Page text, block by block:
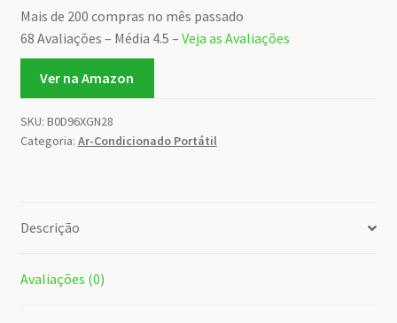
Mais de 200 compras no mês passado
68 Avaliações – Média 4.5 – Veja as Avaliações
Ver na Amazon
SKU: B0D96XGN28
Categoria: Ar-Condicionado Portátil
Descrição
Avaliações (0)